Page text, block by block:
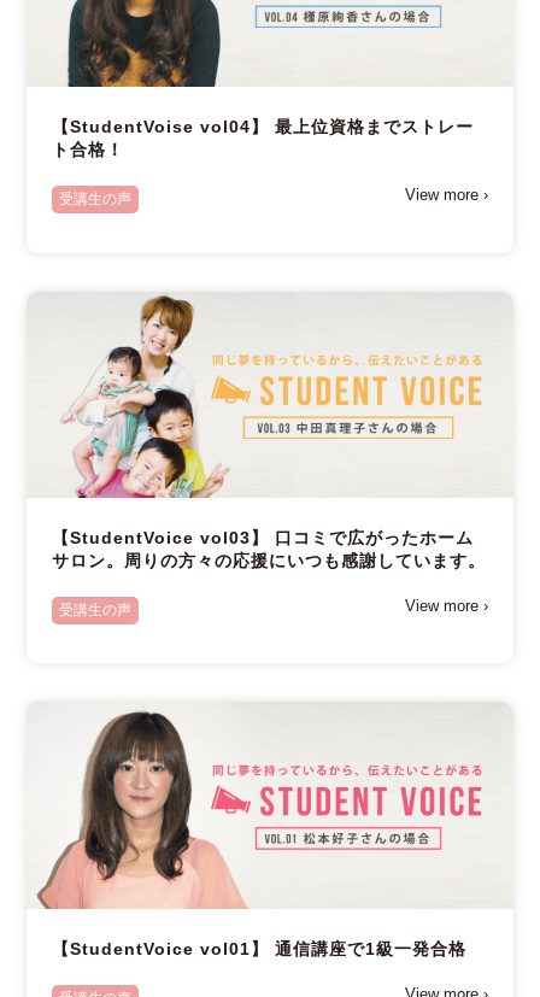
【StudentVoise vol04】 最上位資格までストレー
ト合格！
受講生の声 View more ›
【StudentVoice vol03】 口コミで広がったホーム
サロン。周りの方々の応援にいつも感謝しています。
受講生の声 View more ›
【StudentVoice vol01】 通信講座で1級一発合格